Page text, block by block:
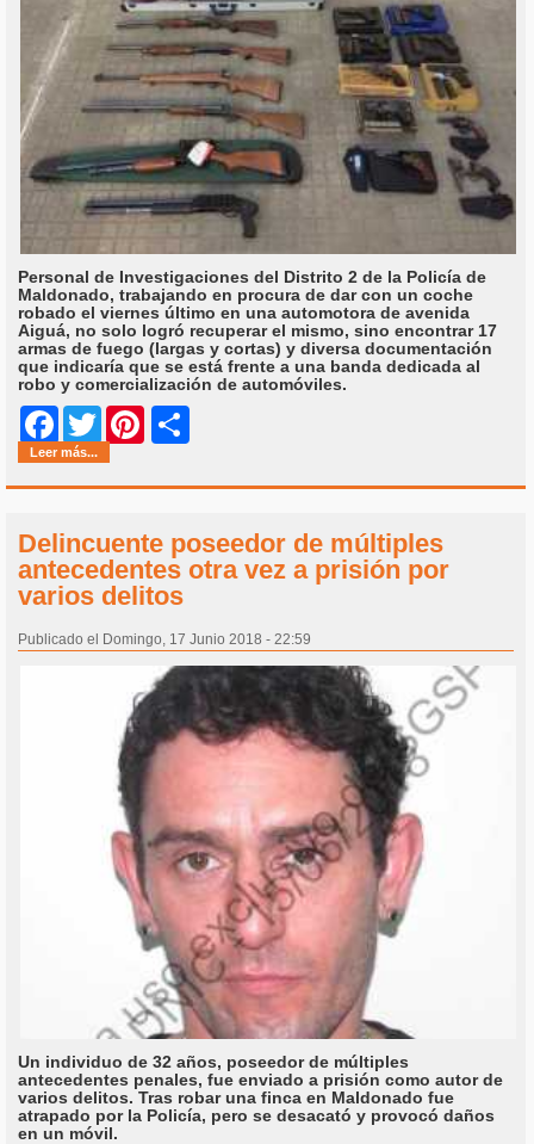
Personal de Investigaciones del Distrito 2 de la Policía de
Maldonado, trabajando en procura de dar con un coche
robado el viernes último en una automotora de avenida
Aiguá, no solo logró recuperar el mismo, sino encontrar 17
armas de fuego (largas y cortas) y diversa documentación
que indicaría que se está frente a una banda dedicada al
robo y comercialización de automóviles.
Facebook
Twitter Pinterest
Leer más...
Delincuente poseedor de múltiples
antecedentes otra vez a prisión por
varios delitos
Publicado el Domingo, 17 Junio 2018 - 22:59
Un individuo de 32 años, poseedor de múltiples
antecedentes penales, fue enviado a prisión como autor de
varios delitos. Tras robar una finca en Maldonado fue
atrapado por la Policía, pero se desacató y provocó daños
en un móvil.